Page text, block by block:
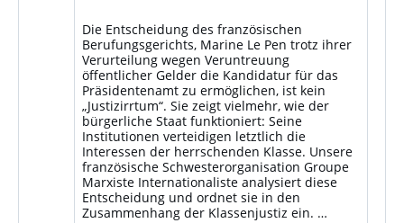
Die Entscheidung des französischen
Berufungsgerichts, Marine Le Pen trotz ihrer
Verurteilung wegen Veruntreuung
öffentlicher Gelder die Kandidatur für das
Präsidentenamt zu ermöglichen, ist kein
„Justizirrtum“. Sie zeigt vielmehr, wie der
bürgerliche Staat funktioniert: Seine
Institutionen verteidigen letztlich die
Interessen der herrschenden Klasse. Unsere
französische Schwesterorganisation Groupe
Marxiste Internationaliste analysiert diese
Entscheidung und ordnet sie in den
Zusammenhang der Klassenjustiz ein. …